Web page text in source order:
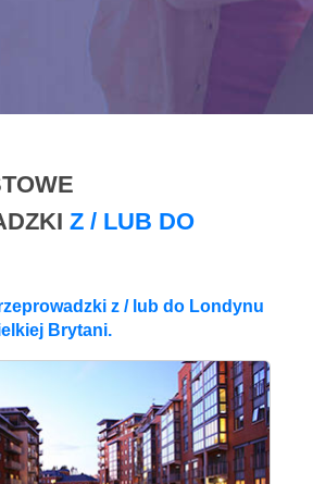
Z / LUB DO
z / lub do Londynu
Brytani.